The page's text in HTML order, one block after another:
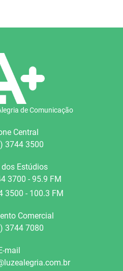
de Comunicação
Central
3744 3500
Estúdios
3700 - 95.9 FM
3500 - 100.3 FM
Comercial
3744 7080
mail